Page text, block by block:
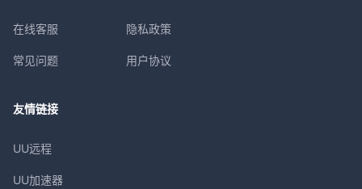
在线客服
常见问题
隐私政策
用户协议
友情链接
UU远程
UU加速器